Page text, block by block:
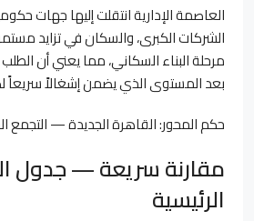
العاصمة الإدارية انتقلت إليها جهات
الشركات الكبرى، والسكان في تزايد
مرحلة البناء السكاني، مما يعني أن
بعد المستوى الذي يضمن إشغالاً سريعاً
حكم المحور: القاهرة الجديدة —
مقارنة سريعة — جدول
الرئيسية